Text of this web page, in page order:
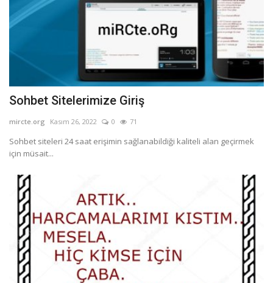
Sohbet Sitelerimize Giriş
mircte.org Kasım 26, 2022 0 71
Sohbet siteleri 24 saat erişimin sağlanabildiği kaliteli alan geçirmek
için müsait...